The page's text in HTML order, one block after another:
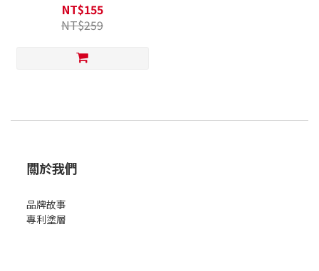
NT$155
NT$259
關於我們
品牌故事
專利塗層